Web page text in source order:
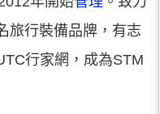
旅行裝備品牌，有志
行家網，成為STM